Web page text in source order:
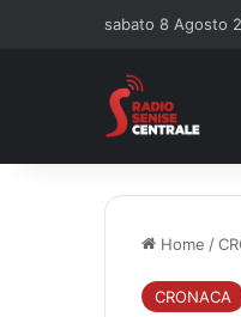
sabato 8 Agosto
Home /
CRONACA